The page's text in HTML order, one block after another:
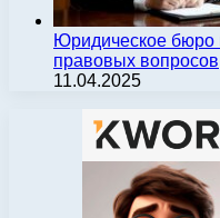
Юридическое
правовых вопросов
11.04.2025